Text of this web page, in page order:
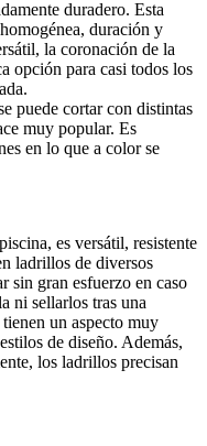
duradero. Esta
duración y
la coronación de la
opción para casi todos los
puede cortar con distintas
muy popular. Es
en lo que a color se
es versátil, resistente
ladrillos de diversos
sin gran esfuerzo en caso
ni sellarlos tras una
un aspecto muy
de diseño. Además,
los ladrillos precisan